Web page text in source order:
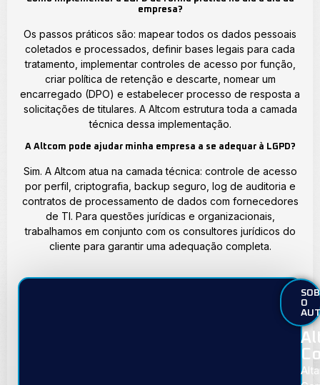
empresa?
Os passos práticos são: mapear todos os dados pessoais
coletados e processados, definir bases legais para cada
tratamento, implementar controles de acesso por função,
criar política de retenção e descarte, nomear um
encarregado (DPO) e estabelecer processo de resposta a
solicitações de titulares. A Altcom estrutura toda a camada
técnica dessa implementação.
A Altcom pode ajudar minha empresa a se adequar à LGPD?
Sim. A Altcom atua na camada técnica: controle de acesso
por perfil, criptografia, backup seguro, log de auditoria e
contratos de processamento de dados com fornecedores
de TI. Para questões jurídicas e organizacionais,
trabalhamos em conjunto com os consultores jurídicos do
cliente para garantir uma adequação completa.
O